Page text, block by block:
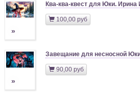
»
Ква-ква-квест для Юки. Ирина
100,00 руб
»
Завещание для несносной
90,00 руб